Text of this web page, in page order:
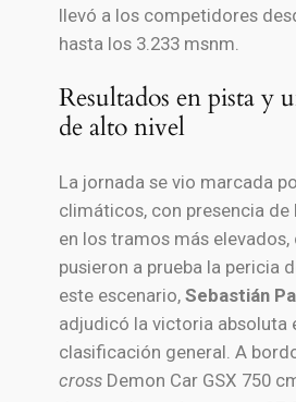
llevó a los competidores
hasta los 3.233 msnm.
Resultados en pista y
de alto nivel
La jornada se vio marcada
climáticos, con presencia de
en los tramos más
pusieron a prueba la pericia
este escenario, Sebastián
adjudicó la victoria absoluta
clasificación general. A
crossDemon Car GSX 750